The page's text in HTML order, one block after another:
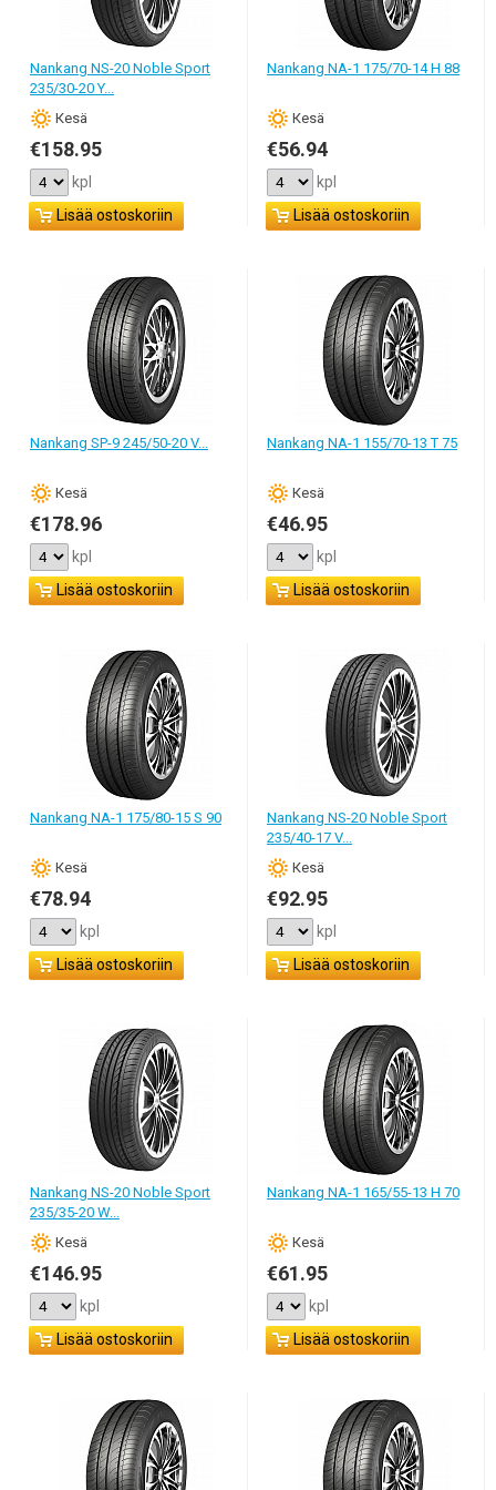
ne, jos joudut usein ajamaan sateisella kelillä. Autosi saa paremman
ajovakauden, ja ajosta tulee mukavampi ja turvallisempi.
Lisäeduista joudut tietenkin maksamaan enemmän, kun valitset
auton kesärenkaat. Hinta kasvaa, kun esimerkiksi kulutuspinta on
epäsymmetrinen pintakuvio. Voit laittaa takakonttiin vain yhden
sellaisen vararenkaan, koska se korvaa minkä vaan muun renkaan.
Tavallista kovemmat ulkoiset sivunappulat parantavat ajovakautta
käännöksissä, silloin kun sisäiset leveät urat siirtävät veden pois
Nykyään löydät netistä helposti vastaukset melkein kaikkiin
kysymyksiin. Netistä saat tietää, mistä voi ostaa edullisimmin
kesärenkaat. Tarjous on yleensä sesonkikohtainen, eli esimerkiksi
aina kannattaa lähteä rengasostoksille kesäkauden loppuessa, jos
tuntuu että tarvitset ensi kesäksi uudet kesärenkaat. Hinta
ilahduttaa varmasti. On myös syytä käydä läpi palautteita, vertailla
hintapolitiikkaa eri kaupoissa ja tutustua huolellisesti renkaiden
kesärenkaat. Hinta on toki tärkeä kriteeri, mutta järkevä ostos ei
aina maksa paljon.
Nankang NS-20 Noble Sport
235/30-20 Y...
Кesä
€158.95
kpl
Lisää ostoskoriin
Nankang NA-1 175/70-14 H 88
Кesä
€56.94
kpl
Lisää ostoskoriin
Nankang SP-9 245/50-20 V...
Кesä
€178.96
kpl
Lisää ostoskoriin
Nankang NA-1 155/70-13 T 75
Кesä
€46.95
kpl
Lisää ostoskoriin
Nankang NA-1 175/80-15 S 90
Кesä
€78.94
kpl
Lisää ostoskoriin
Nankang NS-20 Noble Sport
235/40-17 V...
Кesä
€92.95
kpl
Lisää ostoskoriin
Nankang NS-20 Noble Sport
235/35-20 W...
Кesä
€146.95
kpl
Lisää ostoskoriin
Nankang NA-1 165/55-13 H 70
Кesä
€61.95
kpl
Lisää ostoskoriin